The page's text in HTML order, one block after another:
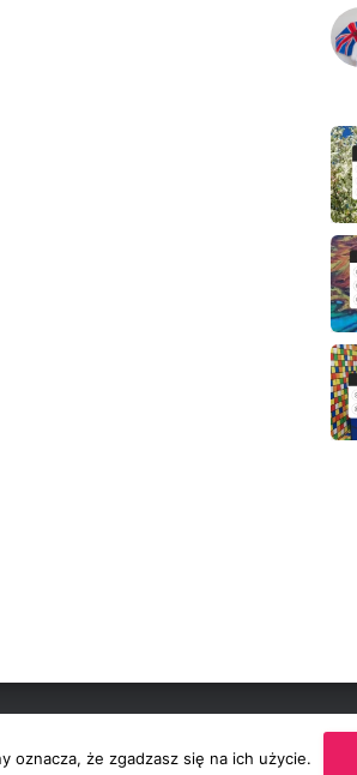
oznacza, że zgadzasz się na ich użycie.